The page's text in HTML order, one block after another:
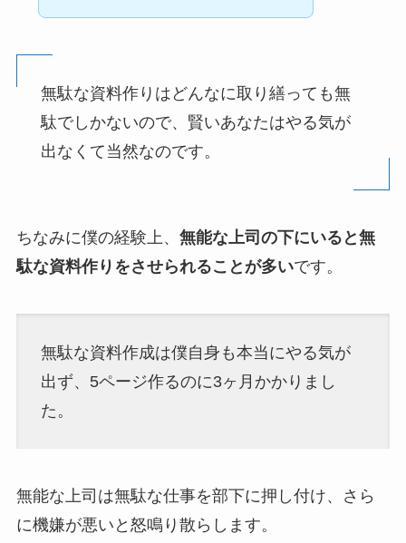
無駄な資料作りはどんなに取り繕っても無
駄でしかないので、賢いあなたはやる気が
出なくて当然なのです。
ちなみに僕の経験上、 無能な上司の下にいると無
駄な資料作りをさせられることが多いです。
無駄な資料作成は僕自身も本当にやる気が
出ず、5ページ作るのに3ヶ月かかりまし
た。
無能な上司は無駄な仕事を部下に押し付け、さら
に機嫌が悪いと怒鳴り散らします。